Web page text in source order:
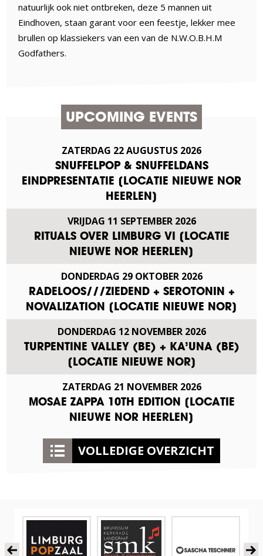
natuurlijk ook niet ontbreken, deze 5 mannen uit
Eindhoven, staan garant voor een feestje, lekker mee
brullen op klassiekers van een van de N.W.O.B.H.M
Godfathers.
UPCOMING EVENTS
ZATERDAG 22AUGUSTUS 2026
SNUFFELPOP & SNUFFELDANS
EINDPRESENTATIE [LOCATIE NIEUWE NOR
HEERLEN]
VRIJDAG 11 SEPTEMBER 2026
RITUALS OVER LIMBURG VI [LOCATIE
NIEUWE NOR HEERLEN]
DONDERDAG 29 OKTOBER 2026
RADELOOS///ZIEDEND + SEROTONIN +
NOVALIZATION [LOCATIE NIEUWE NOR]
DONDERDAG 12 NOVEMBER 2026
TURPENTINE VALLEY (BE) + KA’UNA (BE)
[LOCATIE NIEUWE NOR]
ZATERDAG 21 NOVEMBER 2026
MOSAE ZAPPA 10TH EDITION [LOCATIE
NIEUWE NOR HEERLEN]
VOLLEDIGE OVERZICHT